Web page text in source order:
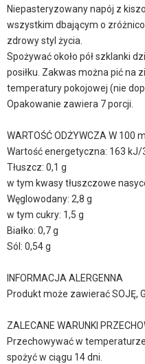
Niepasteryzowany napój z
wszystkim dbającym o
zdrowy styl życia.
Spożywać około pół szklanki
posiłku. Zakwas można pić na
temperatury pokojowej (nie
Opakowanie zawiera 7 porcji.
WARTOŚĆ ODŻYWCZA W 100 ml
Wartość energetyczna: 163 kJ/
Tłuszcz: 0,1 g
w tym kwasy tłuszczowe
Węglowodany: 2,8 g
w tym cukry: 1,5 g
Białko: 0,7 g
Sól: 0,54 g
INFORMACJA ALERGENNA
Produkt może zawierać SOJĘ,
ZALECANE WARUNKI
Przechowywać w temperaturze
spożyć w ciągu 14 dni.